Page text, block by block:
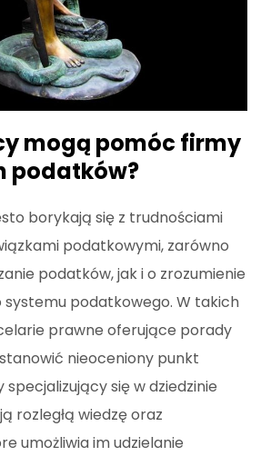
mogą pomóc firmy
podatków?
borykają się z trudnościami
podatkowymi, zarówno
podatków, jak i o zrozumienie
systemu podatkowego. W takich
prawne oferujące porady
nieoceniony punkt
się w dziedzinie
rozległą wiedzę oraz
umożliwia im udzielanie